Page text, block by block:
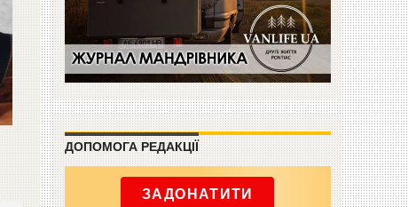
ДОПОМОГА РЕДАКЦІЇ
ЗАДОНАТИТИ